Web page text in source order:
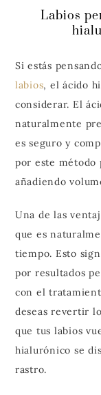
Labios
Si estás
labios, el ácido
considerar. El
naturalmente
es seguro y
por este método
añadiendo
Una de las
que es
tiempo. Esto
por resultados
con el
deseas revertir
que tus labios
hialurónico se
rastro.